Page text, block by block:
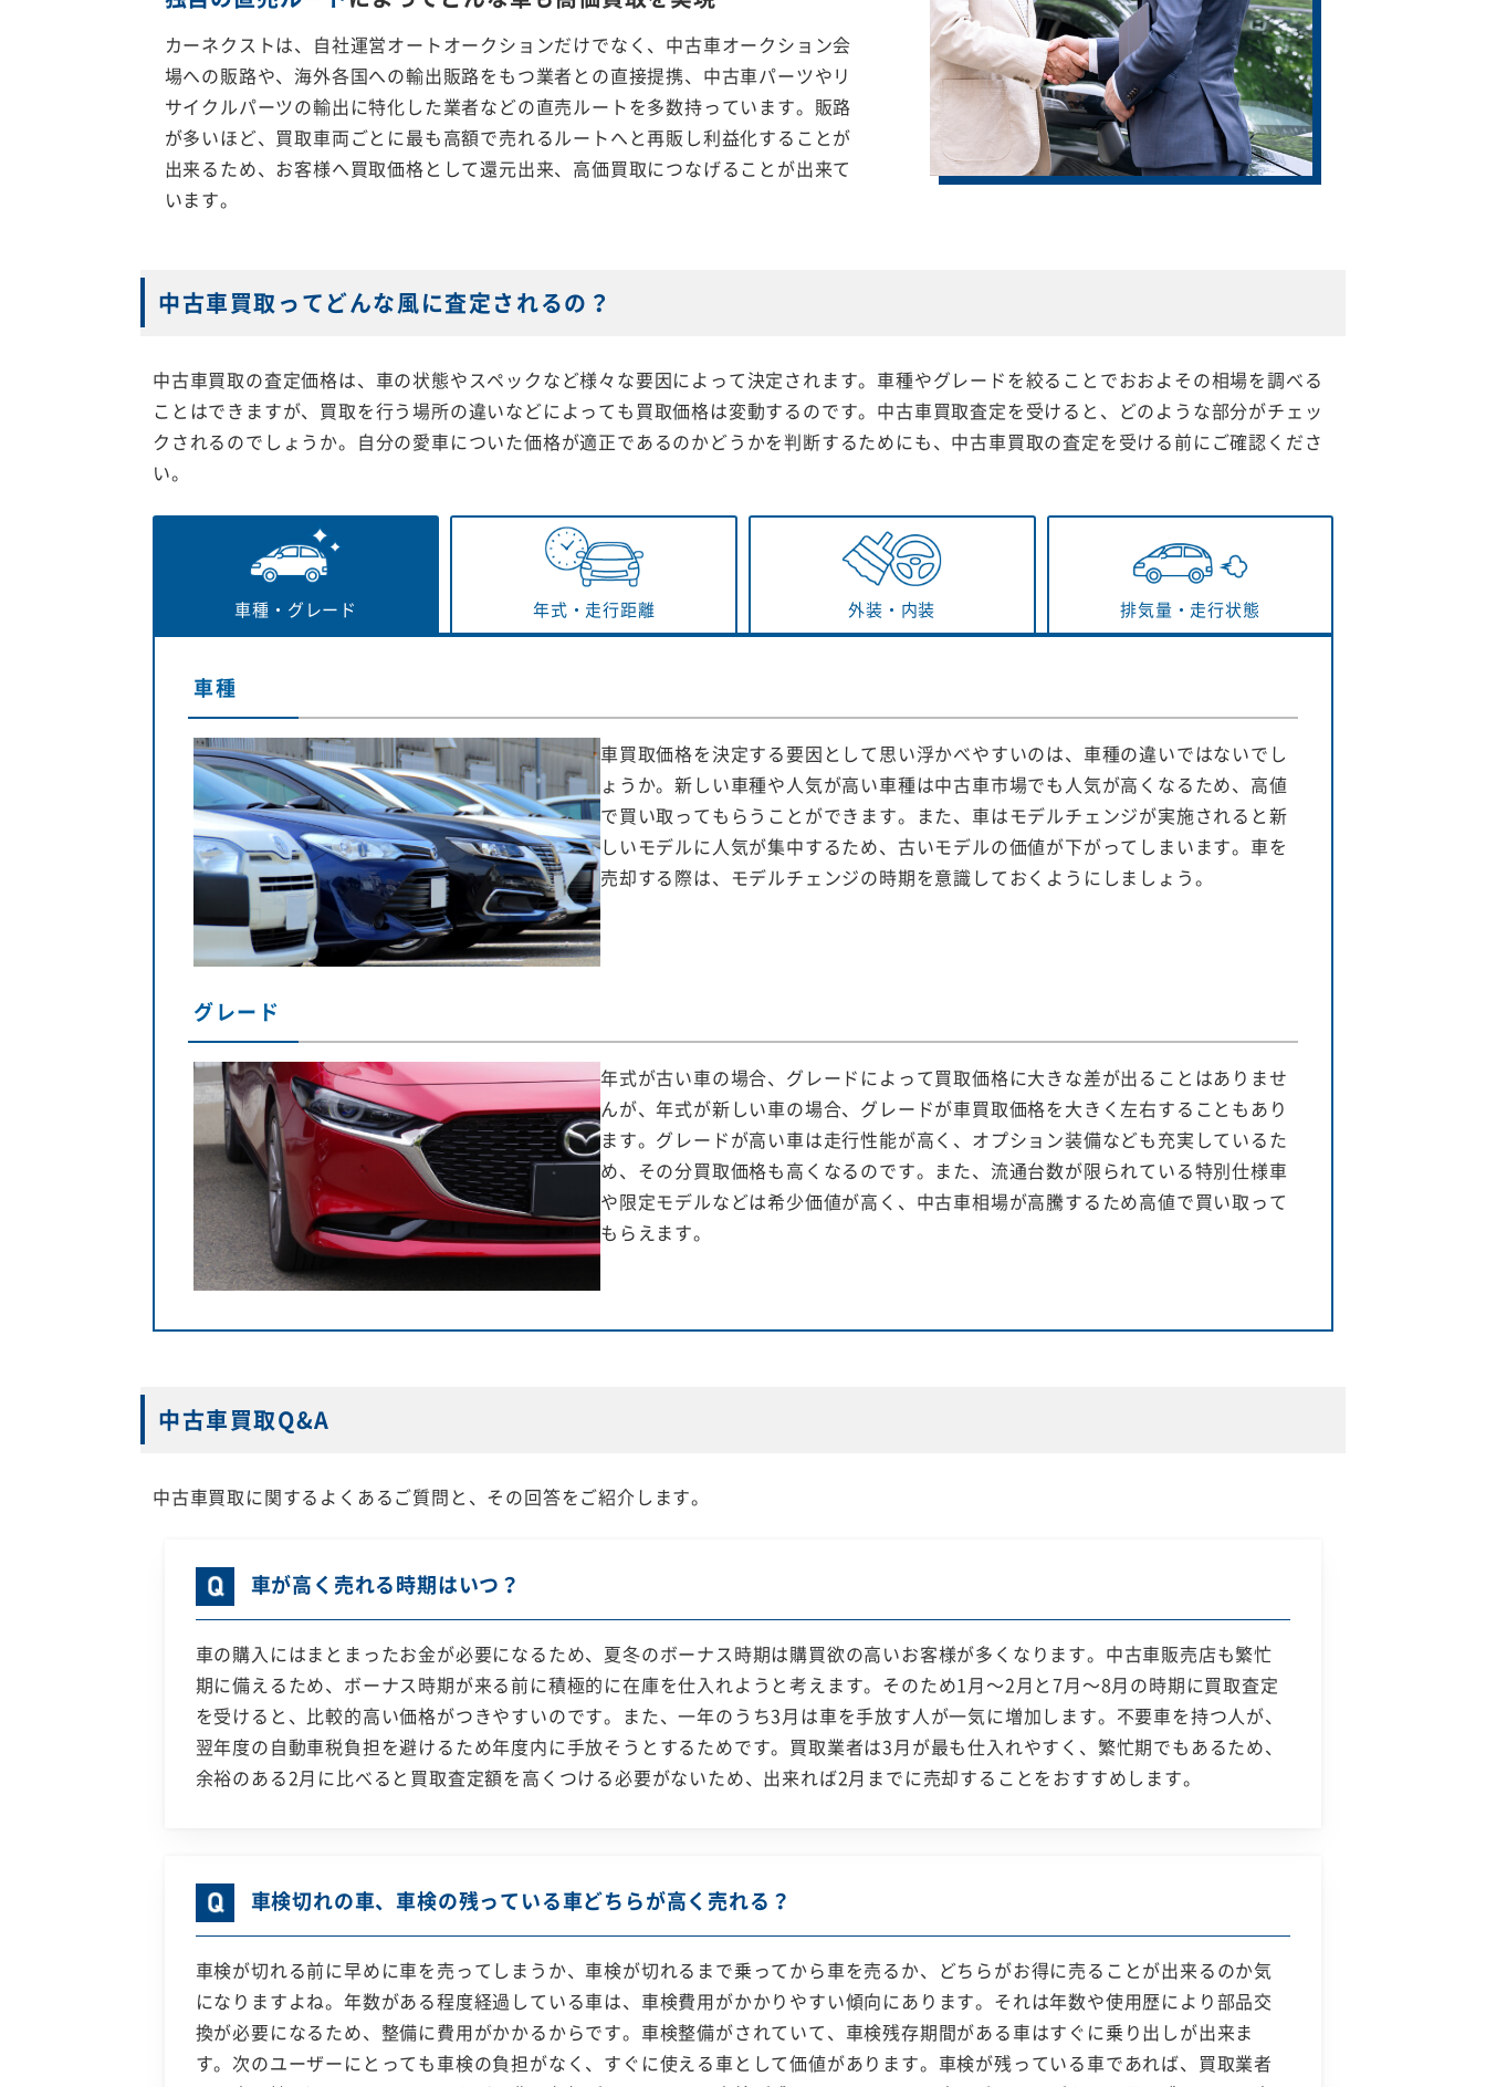
カーネクストは、自社運営オートオークションだけでなく、中古車オークション会
場への販路や、海外各国への輸出販路をもつ業者との直接提携、中古車パーツやリ
サイクルパーツの輸出に特化した業者などの直売ルートを多数持っています。販路
が多いほど、買取車両ごとに最も高額で売れるルートへと再販し利益化することが
出来るため、お客様へ買取価格として還元出来、高価買取につなげることが出来て
います。
中古車買取ってどんな風に査定されるの？
中古車買取の査定価格は、車の状態やスペックなど様々な要因によって決定されます。車種やグレードを絞ることでおおよその相場を調べる
ことはできますが、買取を行う場所の違いなどによっても買取価格は変動するのです。中古車買取査定を受けると、どのような部分がチェッ
クされるのでしょうか。自分の愛車についた価格が適正であるのかどうかを判断するためにも、中古車買取の査定を受ける前にご確認くださ
い。
車種・ グレード 年式・ 走行距離 外装・ 内装 排気量・ 走行状態
車種
車買取価格を決定する要因として思い浮かべやすいのは、車種の違いではないでし
ょうか。新しい車種や人気が高い車種は中古車市場でも人気が高くなるため、高値
で買い取ってもらうことができます。また、車はモデルチェンジが実施されると新
しいモデルに人気が集中するため、古いモデルの価値が下がってしまいます。車を
売却する際は、モデルチェンジの時期を意識しておくようにしましょう。
グレード
年式が古い車の場合、グレードによって買取価格に大きな差が出ることはありませ
んが、年式が新しい車の場合、グレードが車買取価格を大きく左右することもあり
ます。グレードが高い車は走行性能が高く、オプション装備なども充実しているた
め、その分買取価格も高くなるのです。また、流通台数が限られている特別仕様車
や限定モデルなどは希少価値が高く、中古車相場が高騰するため高値で買い取って
もらえます。
中古車買取Q&A
中古車買取に関するよくあるご質問と、その回答をご紹介します。
車が高く売れる時期はいつ？
車の購入にはまとまったお金が必要になるため、夏冬のボーナス時期は購買欲の高いお客様が多くなります。中古車販売店も繁忙
期に備えるため、ボーナス時期が来る前に積極的に在庫を仕入れようと考えます。そのため1月～2月と7月～8月の時期に買取査定
を受けると、比較的高い価格がつきやすいのです。また、一年のうち3月は車を手放す人が一気に増加します。不要車を持つ人が、
翌年度の自動車税負担を避けるため年度内に手放そうとするためです。買取業者は3月が最も仕入れやすく、繁忙期でもあるため、
余裕のある2月に比べると買取査定額を高くつける必要がないため、出来れば2月までに売却することをおすすめします。
車検切れの車、車検の残っている車どちらが高く売れる？
車検が切れる前に早めに車を売ってしまうか、車検が切れるまで乗ってから車を売るか、どちらがお得に売ることが出来るのか気
になりますよね。年数がある程度経過している車は、車検費用がかかりやすい傾向にあります。それは年数や使用歴により部品交
換が必要になるため、整備に費用がかかるからです。車検整備がされていて、車検残存期間がある車はすぐに乗り出しが出来ま
す。次のユーザーにとっても車検の負担がなく、すぐに使える車として価値があります。車検が残っている車であれば、買取業者